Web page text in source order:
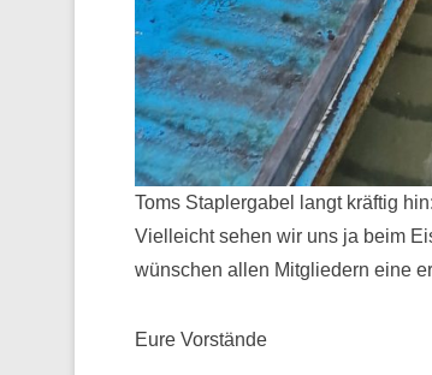
Toms Staplergabel langt kräftig
Vielleicht sehen wir uns ja beim
wünschen allen Mitgliedern eine
Eure Vorstände